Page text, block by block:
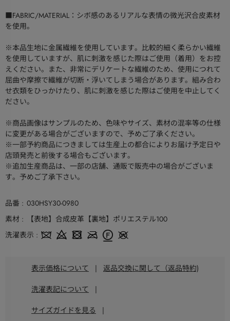
■FABRIC/MATERIAL：シボ感のあるリアルな表情の微光沢合皮素材
を使用。
※本品生地に金属繊維を使用しています。比較的細く柔らかい繊維
を使用していますが、肌に刺激を感じた際はご使用（着用）をお控
えください。また、非常にデリケートな繊維のため、使用につれて
屈曲や摩擦で繊維が切断・浮いてしまう場合があります。組み合わ
せ衣類をひっかけたり、肌に刺激を感じた際はご使用を中止してく
ださい。
※商品画像はサンプルのため、色味やサイズ、素材の混率等の仕様
に変更がある場合がございますので、予めご了承ください。
※一部予約商品につきましては生産上の都合によりお届け予定日や
店頭発売と前後する場合もございます。
※追加生産商品は、一部の店舗、通販で販売中の場合がございま
す。予めご了承下さい。
品番
030HSY30-0980
素材
【表地】合成皮革【裏地】ポリエステル100
洗濯表示
表示価格について | 返品交換に関して（返品特約)
洗濯表記について |
サイズガイドを見る |